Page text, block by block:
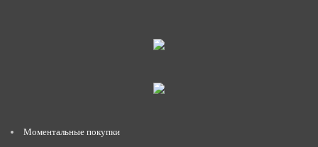
Моментальные покупки